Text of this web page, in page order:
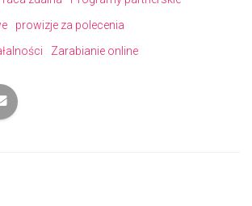
prowizje za polecenia
Zarabianie online